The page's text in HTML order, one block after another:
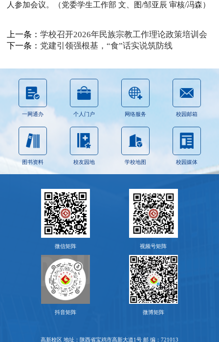
人参加会议。（党委学生工作部 文、图/邹亚辰 审核/冯森）
上一条： 学校召开2026年民族宗教工作理论政策培训会
下一条： 党建引领强根基，“食”话实说筑防线
一网通办 个人门户 网络服务 校园邮箱
图书资料 校友园地 学校地图 校园媒体
微信矩阵 视频号矩阵
抖音矩阵 微博矩阵
高新校区 地址：陕西省宝鸡市高新大道1号 邮 编：721013